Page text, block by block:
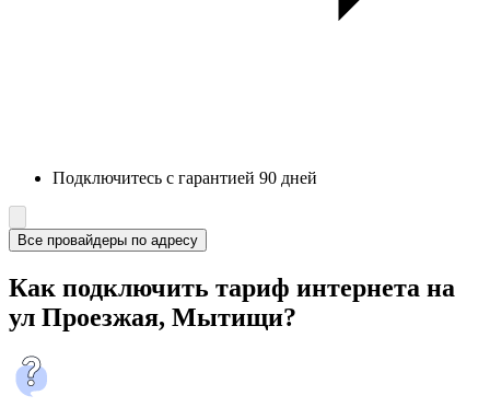
Подключитесь с гарантией 90 дней
Все провайдеры по адресу
Как подключить тариф интернета на
ул Проезжая, Мытищи?